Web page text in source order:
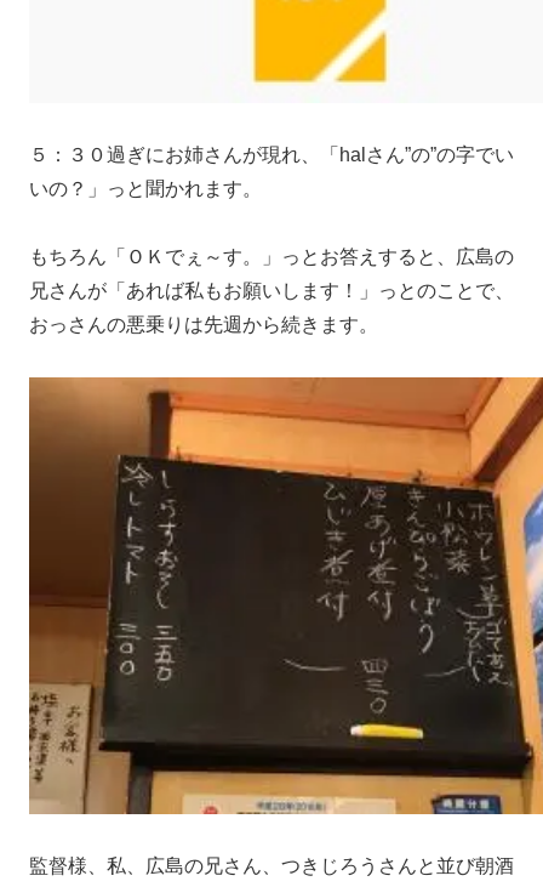
５：３０過ぎにお姉さんが現れ、「halさん”の”の字でい
いの？」っと聞かれます。
もちろん「ＯＫでぇ～す。」っとお答えすると、広島の
兄さんが「あれば私もお願いします！」っとのことで、
おっさんの悪乗りは先週から続きます。
監督様、私、広島の兄さん、つきじろうさんと並び朝酒